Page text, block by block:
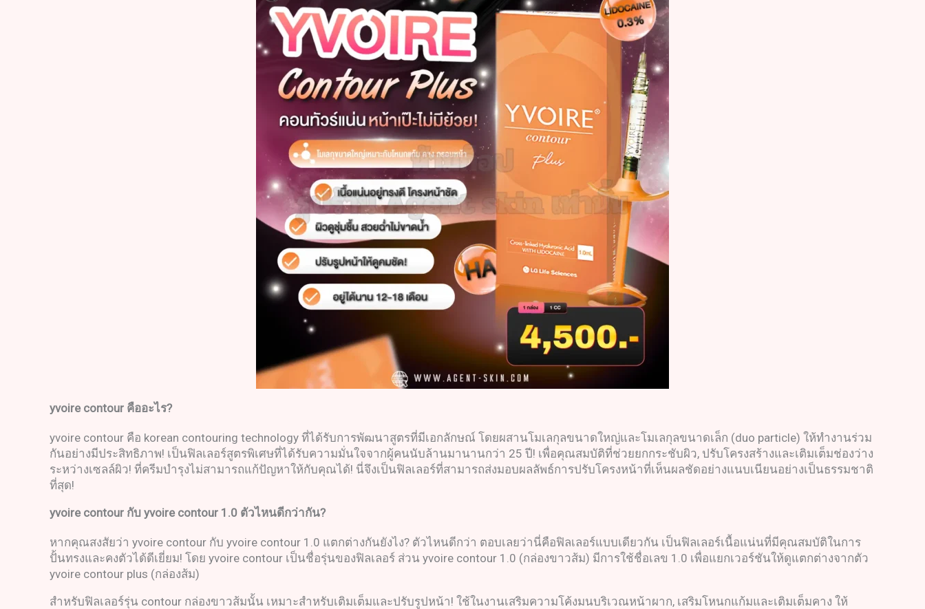
yvoire contour คืออะไร?
yvoire contour คือ korean contouring technology ที่ได้รับการพัฒนาสูตรที่มีเอกลักษณ์ โดยผสานโมเลกุลขนาดใหญ่และโมเลกุลขนาดเล็ก (duo particle) ให้ทำงานร่วม
กันอย่างมีประสิทธิภาพ! เป็นฟิลเลอร์สูตรพิเศษที่ได้รับความมั่นใจจากผู้คนนับล้านมานานกว่า 25 ปี! เพื่อคุณสมบัติที่ช่วยยกกระชับผิว, ปรับโครงสร้างและเติมเต็มช่องว่าง
ระหว่างเซลล์ผิว! ที่ครีมบำรุงไม่สามารถแก้ปัญหาให้กับคุณได้! นี่จึงเป็นฟิลเลอร์ที่สามารถส่งมอบผลลัพธ์การปรับโครงหน้าที่เห็นผลชัดอย่างแนบเนียนอย่างเป็นธรรมชาติ
ที่สุด!
yvoire contour กับ yvoire contour 1.0 ตัวไหนดีกว่ากัน?
หากคุณสงสัยว่า yvoire contour กับ yvoire contour 1.0 แตกต่างกันยังไง? ตัวไหนดีกว่า ตอบเลยว่านี่คือฟิลเลอร์แบบเดียวกัน เป็นฟิลเลอร์เนื้อแน่นที่มีคุณสมบัติในการ
ปั้นทรงและคงตัวได้ดีเยี่ยม! โดย yvoire contour เป็นชื่อรุ่นของฟิลเลอร์ ส่วน yvoire contour 1.0 (กล่องขาวส้ม) มีการใช้ชื่อเลข 1.0 เพื่อแยกเวอร์ชันให้ดูแตกต่างจากตัว
yvoire contour plus (กล่องส้ม)
สำหรับฟิลเลอร์รุ่น contour กล่องขาวส้มนั้น เหมาะสำหรับเติมเต็มและปรับรูปหน้า! ใช้ในงานเสริมความโค้งมนบริเวณหน้าผาก, เสริมโหนกแก้มและเติมเต็มคาง ให้